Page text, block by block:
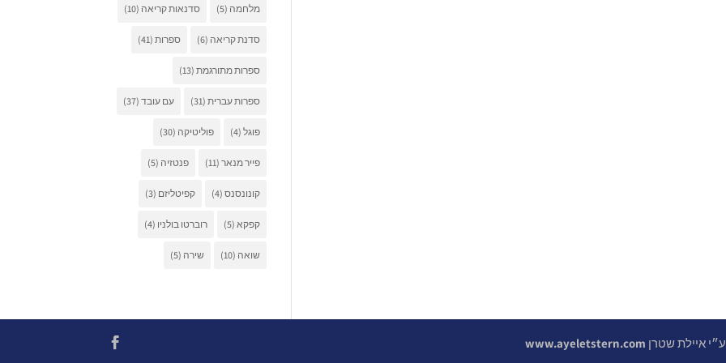
מלחמה (5) סדנאות קריאה (10)
סדנת קריאה (6) ספרות (41)
ספרות מתורגמת (13)
ספרות עברית (31) עם עובד (37)
פוגל (4) פוליטיקה (30)
פייר מנאר (11) פנטזיה (5)
קונונסנס (4) קפיטליזם (3)
קפקא (5) רוברטו בולניו (4)
שואה (10) שירה (5)
איילת שטרן www.ayeletstern.com